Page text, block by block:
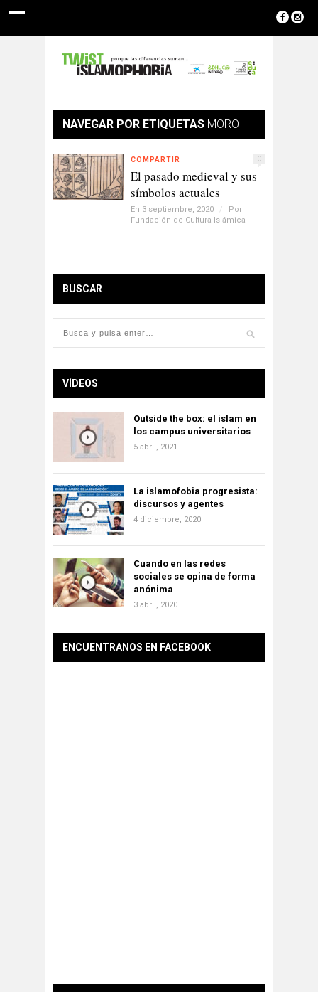
NAVEGAR POR ETIQUETAS MORO
COMPARTIR 0
El pasado medieval y sus
símbolos actuales
En 3 septiembre, 2020 /
Por
Fundación de Cultura Islámica
BUSCAR
VÍDEOS
Outside the box: el islam en
los campus universitarios
5 abril, 2021
La islamofobia progresista:
discursos y agentes
4 diciembre, 2020
Cuando en las redes
sociales se opina de forma
anónima
3 abril, 2020
ENCUENTRANOS EN FACEBOOK